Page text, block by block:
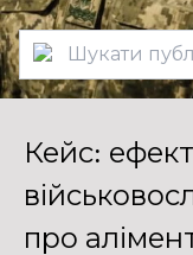
Кейс:
про